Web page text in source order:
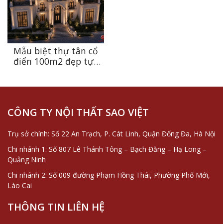
Mẫu biệt thự tân cổ
điển 100m2 đẹp tựa
CÔNG TY NỘI THẤT SAO VIỆT
Trụ sở chính: Số 22 An Trạch, P. Cát Linh, Quận Đống Đa, Hà Nội
Chi nhánh 1: Số 807 Lê Thánh Tông – Bạch Đằng – Hạ Long –
Quảng Ninh
Chi nhánh 2: Số 009 đường Phạm Hồng Thái, Phường Phố Mới,
Lào Cai
THÔNG TIN LIÊN HỆ